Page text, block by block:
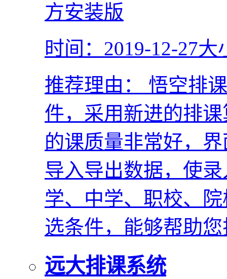
时间：2019-12-27大
推荐理由：
悟空排
件，采用新进的排
的课质量非常好，
导入导出数据，使
学、中学、职校、
选条件，能够帮助
远大排课系统